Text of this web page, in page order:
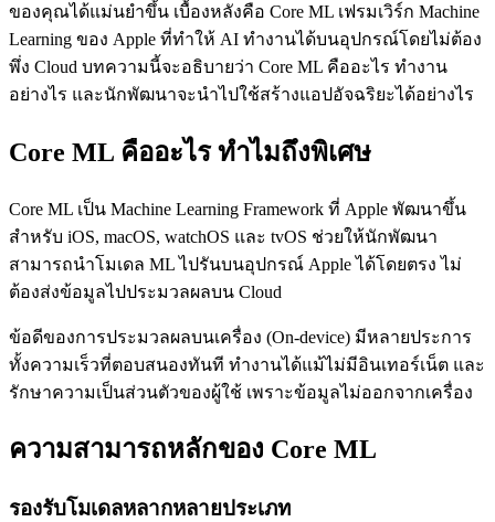
ของคุณได้แม่นยำขึ้น เบื้องหลังคือ Core ML เฟรมเวิร์ก Machine
Learning ของ Apple ที่ทำให้ AI ทำงานได้บนอุปกรณ์โดยไม่ต้อง
พึ่ง Cloud บทความนี้จะอธิบายว่า Core ML คืออะไร ทำงาน
อย่างไร และนักพัฒนาจะนำไปใช้สร้างแอปอัจฉริยะได้อย่างไร
Core ML คืออะไร ทำไมถึงพิเศษ
Core ML เป็น Machine Learning Framework ที่ Apple พัฒนาขึ้น
สำหรับ iOS, macOS, watchOS และ tvOS ช่วยให้นักพัฒนา
สามารถนำโมเดล ML ไปรันบนอุปกรณ์ Apple ได้โดยตรง ไม่
ต้องส่งข้อมูลไปประมวลผลบน Cloud
ข้อดีของการประมวลผลบนเครื่อง (On-device) มีหลายประการ
ทั้งความเร็วที่ตอบสนองทันที ทำงานได้แม้ไม่มีอินเทอร์เน็ต และ
รักษาความเป็นส่วนตัวของผู้ใช้ เพราะข้อมูลไม่ออกจากเครื่อง
ความสามารถหลักของ Core ML
รองรับโมเดลหลากหลายประเภท